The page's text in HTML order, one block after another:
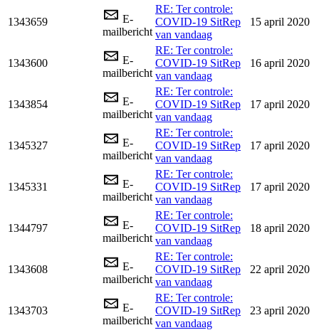
1343659
E-
mailbericht
RE: Ter controle:
COVID-19 SitRep
van vandaag
15 april 2020
1343600
E-
mailbericht
RE: Ter controle:
COVID-19 SitRep
van vandaag
16 april 2020
1343854
E-
mailbericht
RE: Ter controle:
COVID-19 SitRep
van vandaag
17 april 2020
1345327
E-
mailbericht
RE: Ter controle:
COVID-19 SitRep
van vandaag
17 april 2020
1345331
E-
mailbericht
RE: Ter controle:
COVID-19 SitRep
van vandaag
17 april 2020
1344797
E-
mailbericht
RE: Ter controle:
COVID-19 SitRep
van vandaag
18 april 2020
1343608
E-
mailbericht
RE: Ter controle:
COVID-19 SitRep
van vandaag
22 april 2020
1343703
E-
mailbericht
RE: Ter controle:
COVID-19 SitRep
van vandaag
23 april 2020